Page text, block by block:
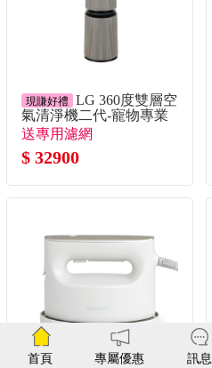
現賺好禮
LG 360度雙層空
氣清淨機二代-寵物專業
版
送專用濾網
$ 32900
首頁 專屬優惠 訊息